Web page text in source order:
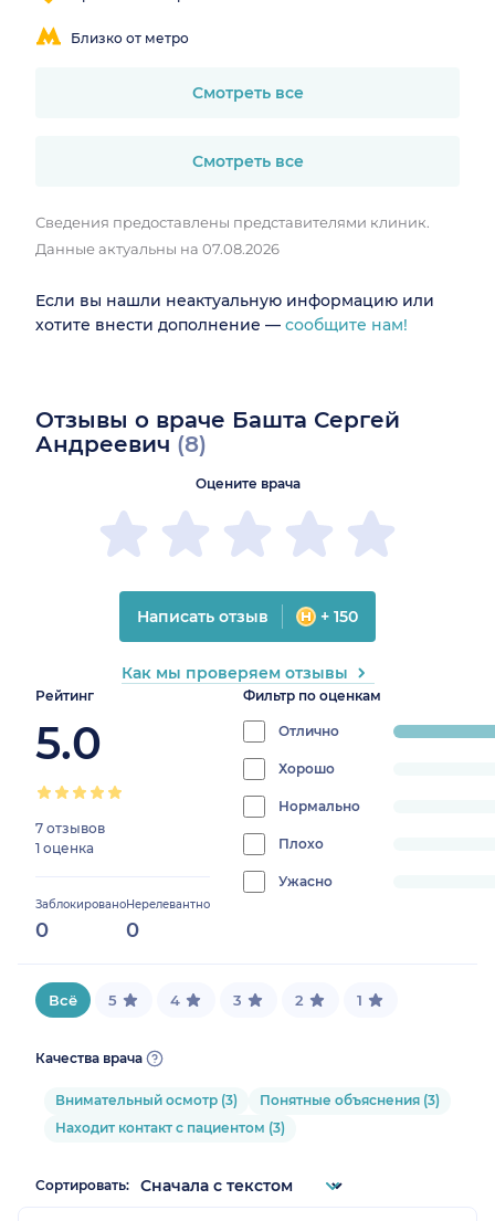
Близко от метро
Смотреть все
Смотреть все
Сведения предоставлены представителями клиник.
Данные актуальны на 07.08.2026
Если вы нашли неактуальную информацию или
хотите внести дополнение — сообщите нам!
Отзывы о враче Башта Сергей
Андреевич (8)
Рейтинг
5.0
7 отзывов
1 оценка
Заблокировано
0
Нерелевантно
0
Фильтр по оценкам
Отлично
progress:
Хорошо
0%
Нормально
0%
Плохо
progress:
Ужасно
0%
Оцените врача
Написать отзыв + 150
Как мы проверяем отзывы
Всё 5 4 3 2 1
Качества врача
Внимательный осмотр (3)
Понятные объяснения (3)
Находит контакт с пациентом (3)
Сортировать: